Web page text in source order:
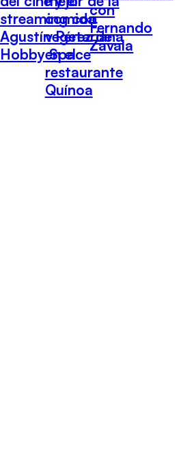
streaming con
Agustín Pérez de
Hobby Space
comida
vegetariana
en el
restaurante
Quínoa
con
Fernando
Zavala